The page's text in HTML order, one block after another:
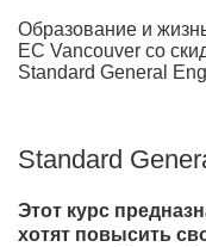
Образование и
EC Vancouver со
Standard General
Standard
Этот курс
хотят повысить